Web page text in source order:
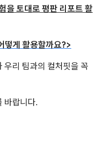
을 토대로 평판 리포트 활
떻게 활용할까요?>
우리 팀과의 컬처핏을 꼭
바랍니다.